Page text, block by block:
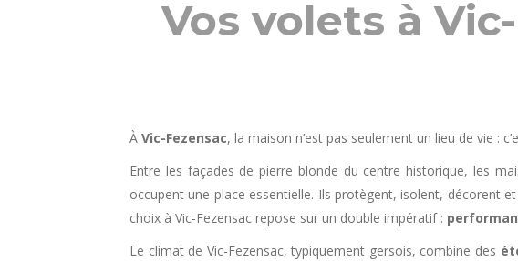
Vos volets à
À Vic-Fezensac, la maison n’est pas seulement un lieu de vie :
Entre les façades de pierre blonde du centre historique, les
occupent une place essentielle. Ils protègent, isolent, décorent
choix à Vic-Fezensac repose sur un double impératif :
Le climat de Vic-Fezensac, typiquement gersois, combine des